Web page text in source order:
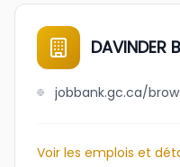
DAVINDER
Voir les emplois et